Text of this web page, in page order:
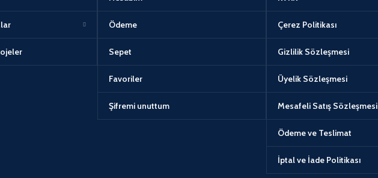
Ödeme
Sepet
Favoriler
Şifremi unuttum
Çerez Politikası
Gizlilik Sözleşmesi
Üyelik Sözleşmesi
Mesafeli Satış Sözleşmesi
Ödeme ve Teslimat
İptal ve İade Politikası